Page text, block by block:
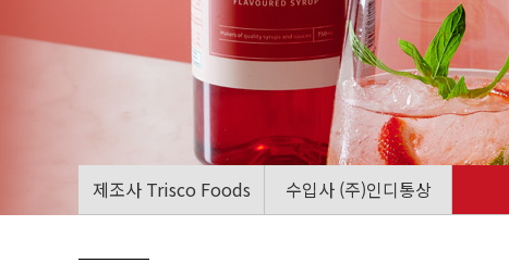
제조사 Trisco Foods 수입사 (주)인디통상